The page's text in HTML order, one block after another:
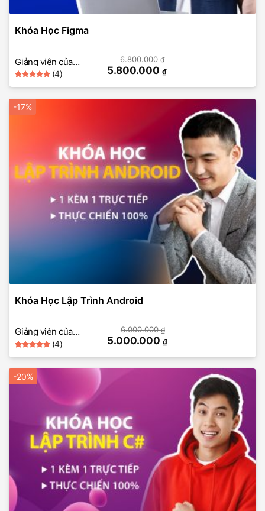
Khóa Học Figma
Giảng viên của
SkillMall
5
based on
customer
ratings
(4)
6.800.000₫
5.800.000 ₫
-17%
Khóa Học Lập Trình Android
Giảng viên của
SkillMall
based on
customer
ratings
(4)
6.000.000₫
5.000.000 ₫
-20%